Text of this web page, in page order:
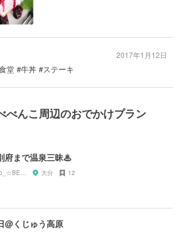
堂 #牛丼 #ステーキ
2017年1月12日
べんこ周辺のおでかけプラン
府まで温泉三昧♨︎
etu_ko_☆BEPPU 大分 12
@くじゅう高原